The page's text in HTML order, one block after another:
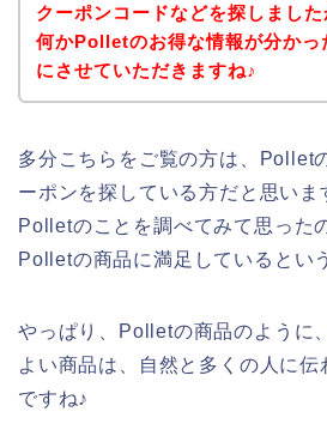
クーポンコードなどを探しました
何かPolletのお得な情報が分かっ
にさせていただきますね♪
多分こちらをご覧の方は、Pollet
ーポンを探している方だと思いま
Polletのことを調べてみて思った
Polletの商品に満足しているとい
やっぱり、Polletの商品のように
よい商品は、自然と多くの人に伝
ですね♪